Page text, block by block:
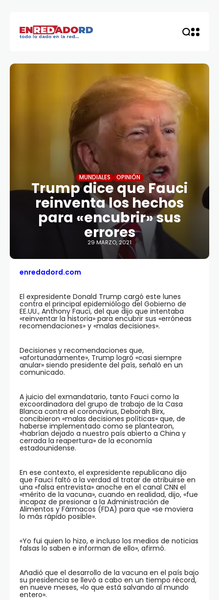
MUNDIALES OPINIÓN
Trump dice que Fauci
reinventa los hechos
para «encubrir» sus
errores
29 MARZO, 2021
enredadord.com
El expresidente Donald Trump cargó este lunes
contra el principal epidemiólogo del Gobierno de
EE.UU., Anthony Fauci, del que dijo que intentaba
«reinventar la historia» para encubrir sus «erróneas
recomendaciones» y «malas decisiones».
Decisiones y recomendaciones que,
«afortunadamente», Trump logró «casi siempre
anular» siendo presidente del país, señaló en un
comunicado.
A juicio del exmandatario, tanto Fauci como la
excoordinadora del grupo de trabajo de la Casa
Blanca contra el coronavirus, Deborah Birx,
concibieron «malas decisiones políticas» que, de
haberse implementado como se plantearon,
«habrían dejado a nuestro país abierto a China y
cerrada la reapertura» de la economía
estadounidense.
En ese contexto, el expresidente republicano dijo
que Fauci faltó a la verdad al tratar de atribuirse en
una «falsa entrevista» anoche en el canal CNN el
«mérito de la vacuna», cuando en realidad, dijo, «fue
incapaz de presionar a la Administración de
Alimentos y Fármacos (FDA) para que «se moviera
lo más rápido posible».
«Yo fui quien lo hizo, e incluso los medios de noticias
falsas lo saben e informan de ello», afirmó.
Añadió que el desarrollo de la vacuna en el país bajo
su presidencia se llevó a cabo en un tiempo récord,
en nueve meses, «lo que está salvando al mundo
entero».